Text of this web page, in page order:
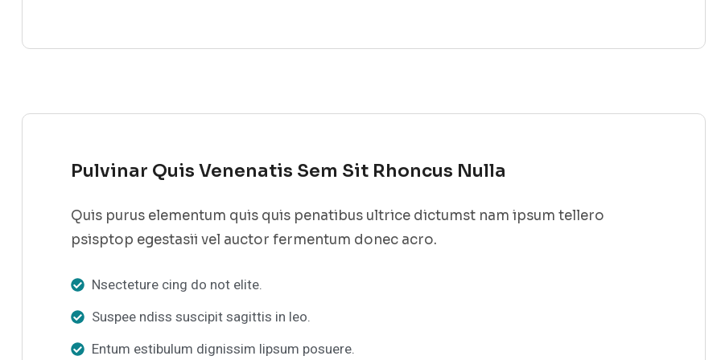
Pulvinar Quis Venenatis Sem Sit Rhoncus Nulla
Quis purus elementum quis quis penatibus ultrice dictumst nam ipsum tellero
psisptop egestasii vel auctor fermentum donec acro.
Nsecteture cing do not elite.
Suspee ndiss suscipit sagittis in leo.
Entum estibulum dignissim lipsum posuere.